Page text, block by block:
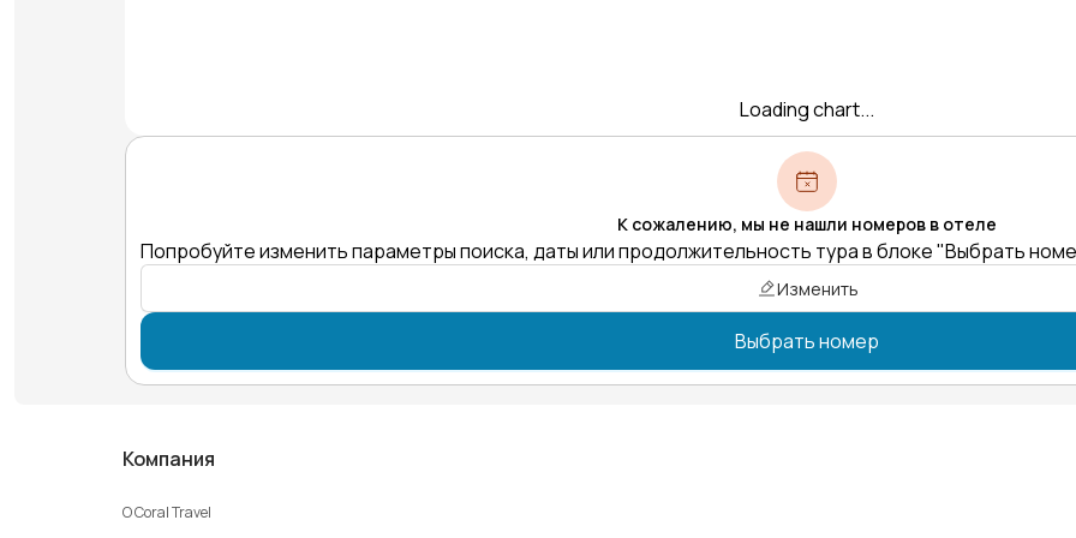
Loading chart...
К сожалению, мы не нашли номеров в отеле
Попробуйте изменить параметры поиска, даты или продолжительность тура в блоке "Выбрать
Изменить
Выбрать номер
Компания
О Coral Travel